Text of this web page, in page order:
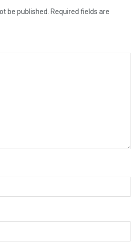
be published.
Required fields are